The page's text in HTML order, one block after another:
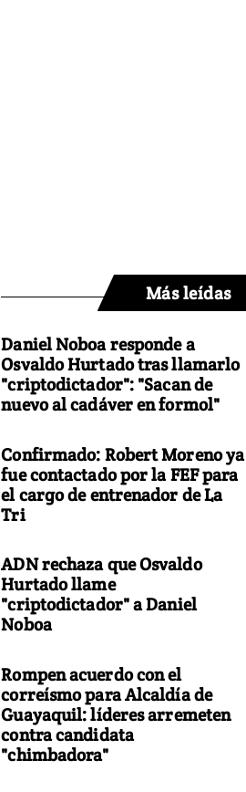
Más leídas
Daniel Noboa responde a
Osvaldo Hurtado tras llamarlo
"criptodictador": "Sacan de
nuevo al cadáver en formol"
Confirmado: Robert Moreno ya
fue contactado por la FEF para
el cargo de entrenador de La
Tri
ADN rechaza que Osvaldo
Hurtado llame
"criptodictador" a Daniel
Noboa
Rompen acuerdo con el
correísmo para Alcaldía de
Guayaquil: líderes arremeten
contra candidata
"chimbadora"